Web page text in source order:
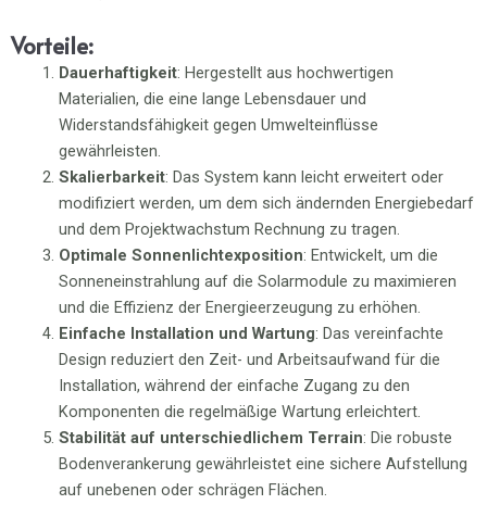
Vorteile:
Dauerhaftigkeit: Hergestellt aus hochwertigen
Materialien, die eine lange Lebensdauer und
Widerstandsfähigkeit gegen Umwelteinflüsse
gewährleisten.
Skalierbarkeit: Das System kann leicht erweitert oder
modifiziert werden, um dem sich ändernden Energiebedarf
und dem Projektwachstum Rechnung zu tragen.
Optimale Sonnenlichtexposition: Entwickelt, um die
Sonneneinstrahlung auf die Solarmodule zu maximieren
und die Effizienz der Energieerzeugung zu erhöhen.
Einfache Installation und Wartung: Das vereinfachte
Design reduziert den Zeit- und Arbeitsaufwand für die
Installation, während der einfache Zugang zu den
Komponenten die regelmäßige Wartung erleichtert.
Stabilität auf unterschiedlichem Terrain: Die robuste
Bodenverankerung gewährleistet eine sichere Aufstellung
auf unebenen oder schrägen Flächen.